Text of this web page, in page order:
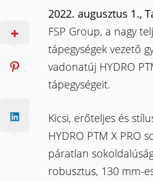
2022. augusztus 1.,
FSP Group, a nagy
tápegységek vezető
vadonatúj HYDRO
tápegységeit.
Kicsi, erőteljes és
HYDRO PTM X PRO
páratlan
robusztus, 130 mm-